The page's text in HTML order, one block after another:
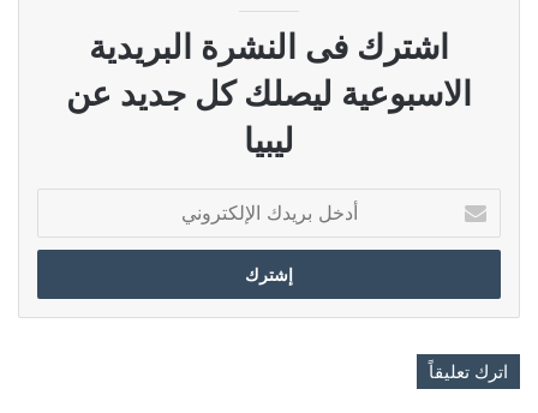
اشترك فى النشرة البريدية
الاسبوعية ليصلك كل جديد عن
ليبيا
بريدك
الإلكتروني
اترك تعليقاً